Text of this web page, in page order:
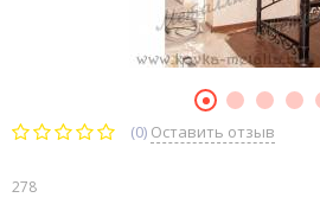
(0) Оставить отзыв
278